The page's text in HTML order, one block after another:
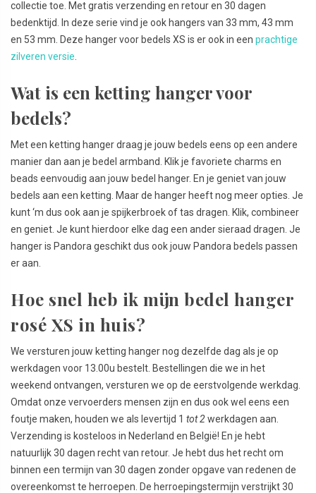
collectie toe. Met gratis verzending en retour en 30 dagen
bedenktijd. In deze serie vind je ook hangers van 33 mm, 43 mm
en 53 mm. Deze hanger voor bedels XS is er ook in een prachtige
zilveren versie
Wat is een ketting hanger voor
bedels?
Met een ketting hanger draag je jouw bedels eens op een andere
manier dan aan je bedel armband. Klik je favoriete charms en
beads eenvoudig aan jouw bedel hanger. En je geniet van jouw
bedels aan een ketting. Maar de hanger heeft nog meer opties. Je
kunt ‘m dus ook aan je spijkerbroek of tas dragen. Klik, combineer
en geniet. Je kunt hierdoor elke dag een ander sieraad dragen. Je
hanger is Pandora geschikt dus ook jouw Pandora bedels passen
er aan.
Hoe snel heb ik mijn bedel hanger
rosé XS in huis?
We versturen jouw ketting hanger nog dezelfde dag als je op
werkdagen voor 13.00u bestelt. Bestellingen die we in het
weekend ontvangen, versturen we op de eerstvolgende werkdag.
Omdat onze vervoerders mensen zijn en dus ook wel eens een
foutje maken, houden we als levertijd 1 tot 2werkdagen aan.
Verzending is kosteloos in Nederland en België! En je hebt
natuurlijk 30 dagen recht van retour. Je hebt dus het recht om
binnen een termijn van 30 dagen zonder opgave van redenen de
overeenkomst te herroepen. De herroepingstermijn verstrijkt 30